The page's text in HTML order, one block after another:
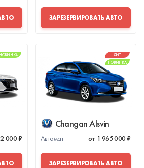
ЗАРЕЗЕРВИРОВАТЬ АВТО
НОВИНКА
000 ₽
ХИТ
НОВИНКА
Changan Alsvin
Автомат от 1 965 000 ₽
ЗАРЕЗЕРВИРОВАТЬ АВТО